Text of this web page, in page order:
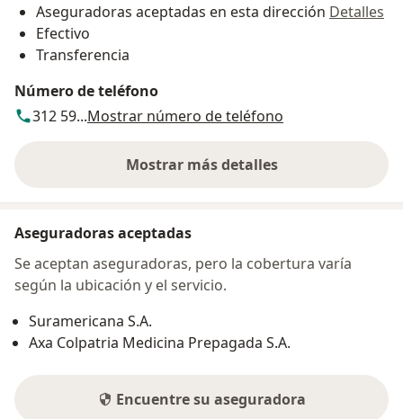
Aseguradoras aceptadas en esta dirección Detalles
Efectivo
Transferencia
Número de teléfono
312 59...Mostrar número de teléfono
Mostrar más detalles
sobre la dirección
Aseguradoras aceptadas
Se aceptan aseguradoras, pero la cobertura varía
según la ubicación y el servicio.
Suramericana S.A.
Axa Colpatria Medicina Prepagada S.A.
Encuentre su aseguradora